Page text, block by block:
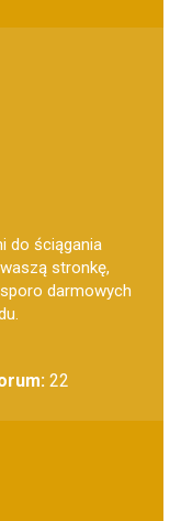
do ściągania
stronkę,
darmowych
22